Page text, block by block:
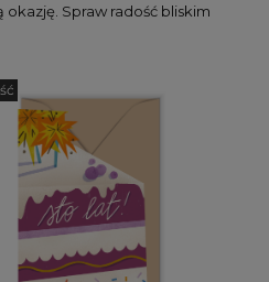
Spraw radość bliskim